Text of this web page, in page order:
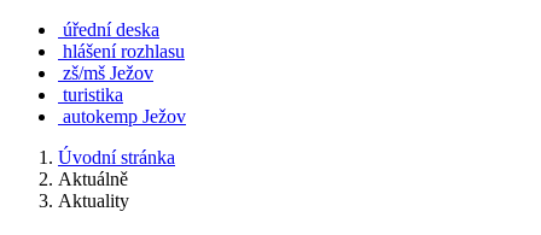
úřední deska
hlášení rozhlasu
zš/mš Ježov
turistika
autokemp Ježov
Úvodní stránka
Aktuálně
Aktuality